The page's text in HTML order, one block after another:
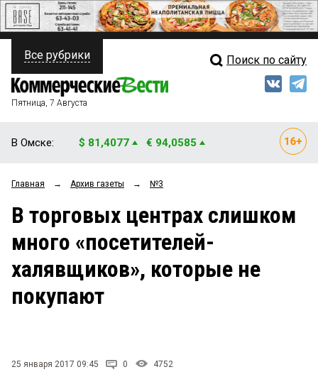
ПОЛИТИКА
ФИНАНСЫ
ОБЩЕСТВО
ЗАКОН
Свежий выпуск
Рейтинги
Блоги
Архив
Все рубрики Поиск по сайту
Пятница, 7 Августа
В Омске: $ 81,4077 € 94,0585
Главная → Архив газеты → №3
В торговых центрах слишком
много «посетителей-
халявщиков», которые не
покупают
25 января 2017 09:45 0 4752